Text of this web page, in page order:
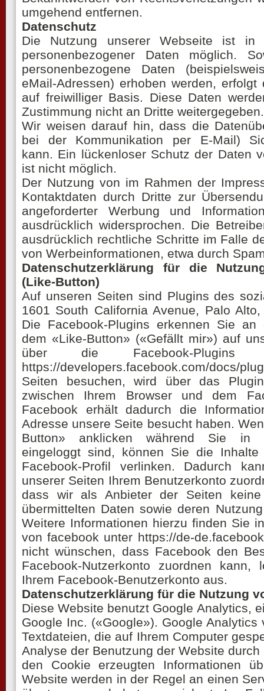
umgehend entfernen.
Datenschutz
Die Nutzung unserer Webseite ist in
personenbezogener Daten möglich.
personenbezogene Daten
eMail-Adressen) erhoben werden,
auf freiwilliger Basis. Diese Daten
Zustimmung nicht an Dritte weitergegeben.
Wir weisen darauf hin, dass die
bei der Kommunikation per E-Mail)
kann. Ein lückenloser Schutz der Daten
ist nicht möglich.
Der Nutzung von im Rahmen der
Kontaktdaten durch Dritte zur
angeforderter Werbung und
ausdrücklich widersprochen. Die
ausdrücklich rechtliche Schritte im Falle
von Werbeinformationen, etwa durch
Datenschutzerklärung für die
(Like-Button)
Auf unseren Seiten sind Plugins des
1601 South California Avenue, Palo
Die Facebook-Plugins erkennen Sie an
dem «Like-Button» («Gefällt mir») auf
über die Facebook-
https://developers.facebook.com/
Seiten besuchen, wird über das
zwischen Ihrem Browser und dem
Facebook erhält dadurch die
Adresse unsere Seite besucht haben.
Button» anklicken während Sie in
eingeloggt sind, können Sie die
Facebook-Profil verlinken. Dadurch
unserer Seiten Ihrem Benutzerkonto
dass wir als Anbieter der Seiten
übermittelten Daten sowie deren
Weitere Informationen hierzu finden Sie
von facebook unter https://de-
nicht wünschen, dass Facebook den
Facebook-Nutzerkonto zuordnen
Ihrem Facebook-Benutzerkonto aus.
Datenschutzerklärung für die Nutzung
Diese Website benutzt Google Analytics,
Google Inc. («Google»). Google
Textdateien, die auf Ihrem Computer
Analyse der Benutzung der Website
den Cookie erzeugten Informationen
Website werden in der Regel an einen